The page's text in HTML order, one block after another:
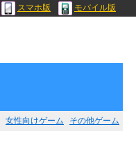
スマホ版 モバイル版
女性向けゲーム その他ゲーム